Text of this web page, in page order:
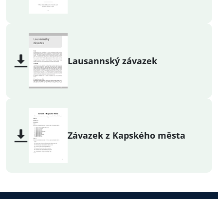
Lausannský závazek
Závazek z Kapského města